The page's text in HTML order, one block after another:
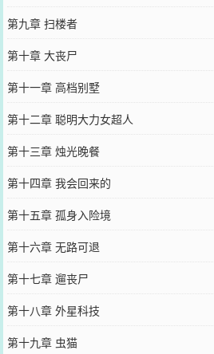
第九章 扫楼者
第十章 大丧尸
第十一章 高档别墅
第十二章 聪明大力女超人
第十三章 烛光晚餐
第十四章 我会回来的
第十五章 孤身入险境
第十六章 无路可退
第十七章 遛丧尸
第十八章 外星科技
第十九章 虫猫